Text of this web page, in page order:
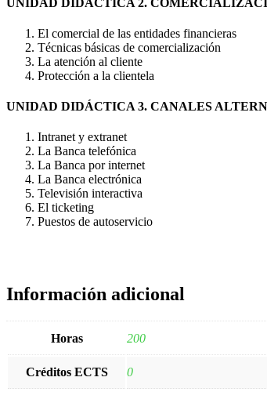
El comercial de las entidades financieras
Técnicas básicas de comercialización
La atención al cliente
Protección a la clientela
UNIDAD DIDÁCTICA 3. CANALES
Intranet y extranet
La Banca telefónica
La Banca por internet
La Banca electrónica
Televisión interactiva
El ticketing
Puestos de autoservicio
Información adicional
Horas 200
Créditos ECTS 0